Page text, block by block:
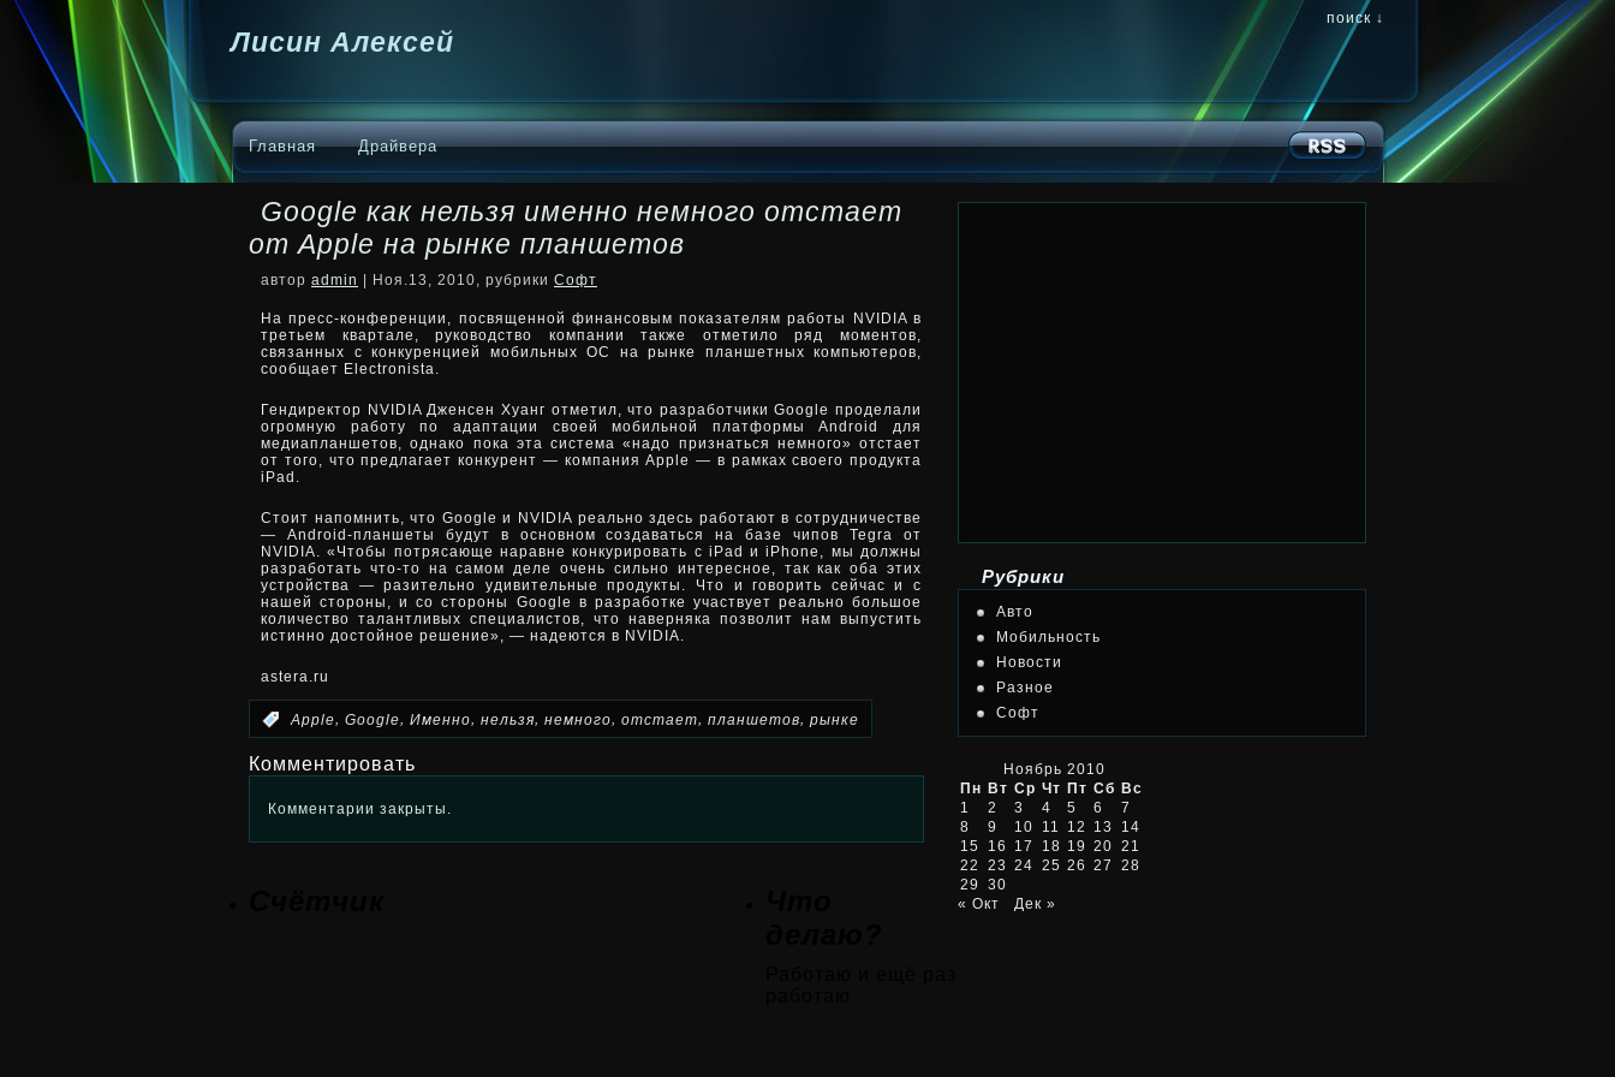
Лисин Алексей
поиск ↓
Главная Драйвера
Google как нельзя именно немного отстает
от Apple на рынке планшетов
автор admin | Ноя.13, 2010, рубрики Софт
На пресс-конференции, посвященной финансовым показателям работы NVIDIA в
третьем квартале, руководство компании также отметило ряд моментов,
связанных с конкуренцией мобильных ОС на рынке планшетных компьютеров,
сообщает Еlectronista.
Гендиректор NVIDIA Дженсен Хуанг отметил, что разработчики Google проделали
огромную работу по адаптации своей мобильной платформы Android для
медиапланшетов, однако пока эта система «надо признаться немного» отстает
от того, что предлагает конкурент — компания Apple — в рамках своего продукта
iPad.
Стоит напомнить, что Google и NVIDIA реально здесь работают в сотрудничестве
— Android-планшеты будут в основном создаваться на базе чипов Tegra от
NVIDIA. «Чтобы потрясающе наравне конкурировать с iPad и iPhone, мы должны
разработать что-то на самом деле очень сильно интересное, так как оба этих
устройства — разительно удивительные продукты. Что и говорить сейчас и с
нашей стороны, и со стороны Google в разработке участвует реально большое
количество талантливых специалистов, что наверняка позволит нам выпустить
истинно достойное решение», — надеются в NVIDIA.
astera.ru
:Apple, Google, Именно, нельзя, немного, отстает, планшетов, рынке
Комментировать
Комментарии закрыты.
Рубрики
Авто
Мобильность
Новости
Разное
Софт
Ноябрь 2010
Пн Вт Ср Чт Пт Сб Вс
1
2 3 4 5 6
7
8
9 10 11 12 13
14
15
16 17 18 19 20 21
22
23 24 25 26 27
28
29
30
« Окт
Дек »